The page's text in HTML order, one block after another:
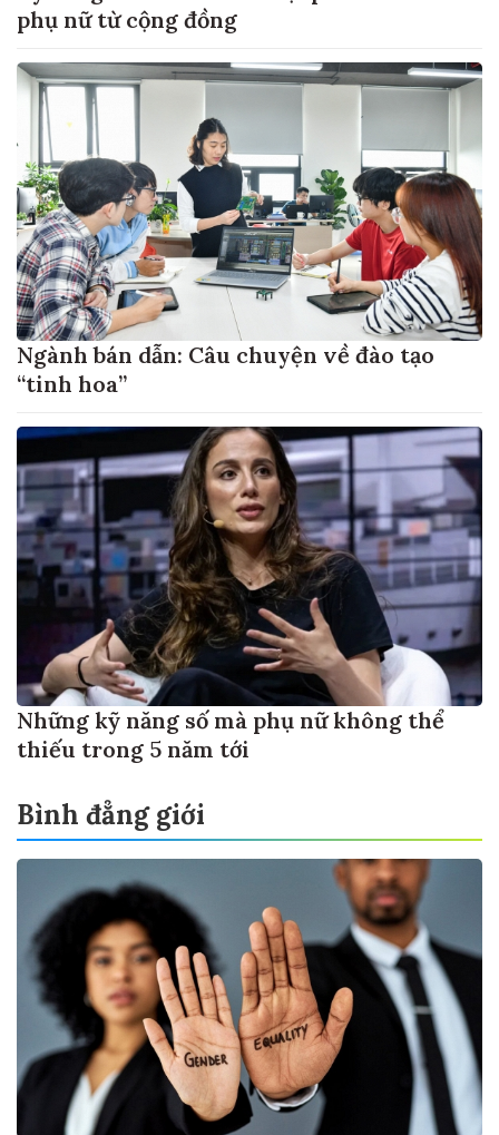
phụ nữ từ cộng đồng
Ngành bán dẫn: Câu chuyện về đào tạo
“tinh hoa”
Những kỹ năng số mà phụ nữ không thể
thiếu trong 5 năm tới
Bình đẳng giới